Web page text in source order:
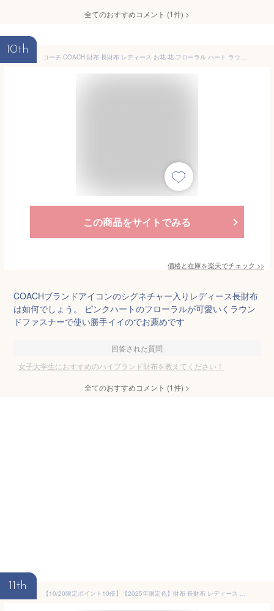
全てのおすすめコメント (1件) >
10th
コーチ COACH 財布 長財布 レディース お花 花 フローラル ハート ラウンドファスナー ピンク C3288IMQA4 ブランド 人気
この商品をサイトでみる
価格と在庫を楽天でチェック >>
COACHブランドアイコンのシグネチャー入りレディース長財布
は如何でしょう。 ピンクハートのフローラルが可愛いくラウン
ドファスナーで使い勝手イイのでお薦めです
回答された質問
女子大学生におすすめのハイブランド財布を教えてください！
全てのおすすめコメント (1件) >
11th
【10/20限定ポイント10倍】【2025年限定色】財布 長財布 レディース ブランド 小銭入れ付き 大容量 カード アコーディオン かぶせ 大人可愛い おしゃれ 大きめ かわいい 仕切り 合皮 フラップ 人気 Clelia クレリア リベルテ CL-17002 送料無料 C8 C12 開運